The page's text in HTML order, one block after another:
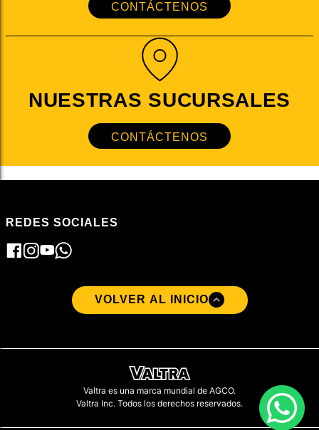
CONTÁCTENOS
NUESTRAS SUCURSALES
CONTÁCTENOS
REDES SOCIALES
VOLVER AL INICIO
Valtra es una marca mundial de AGCO.
Valtra Inc. Todos los derechos reservados.